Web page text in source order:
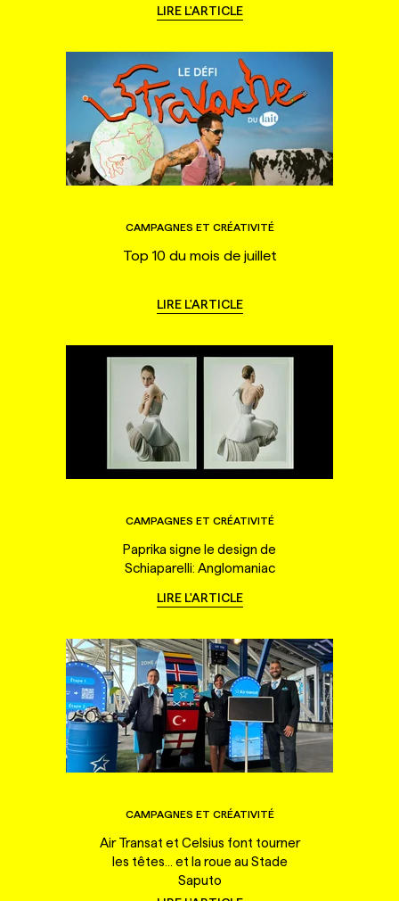
LIRE L'ARTICLE
CAMPAGNES ET CRÉATIVITÉ
Top 10 du mois de juillet
LIRE L'ARTICLE
CAMPAGNES ET CRÉATIVITÉ
Paprika signe le design de
Schiaparelli: Anglomaniac
LIRE L'ARTICLE
CAMPAGNES ET CRÉATIVITÉ
Air Transat et Celsius font tourner
les têtes... et la roue au Stade
Saputo